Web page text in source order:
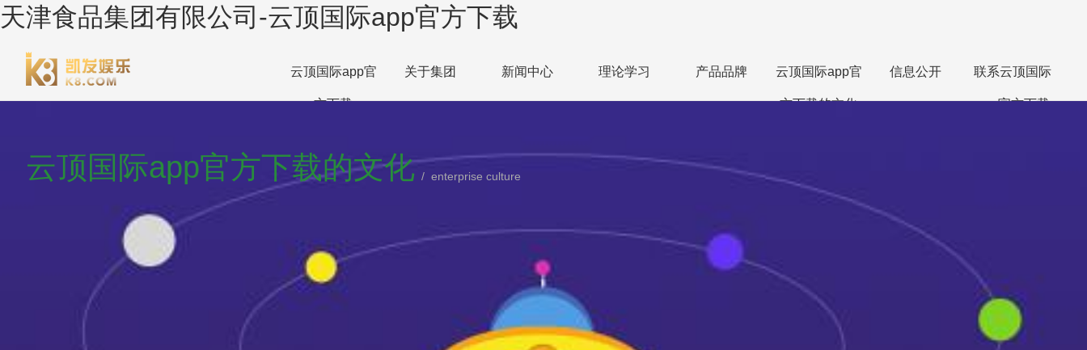
天津食品集团有限公司-云顶国际app官方下载
云顶国际app官
方下载
关于集团 新闻中心 理论学习 产品品牌 云顶国际app官
方下载的文化
信息公开 联系云顶国际
app官方下载
云顶国际app官方下载的文化 / enterprise culture